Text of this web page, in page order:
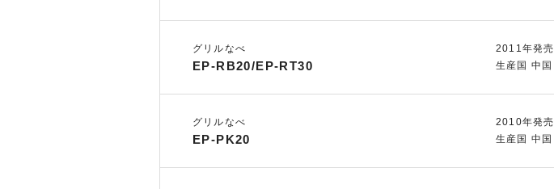
グリルなべ
EP-RB20/EP-RT30
2011年発売
生産国 中国
グリルなべ
EP-PK20
2010年発売
生産国 中国